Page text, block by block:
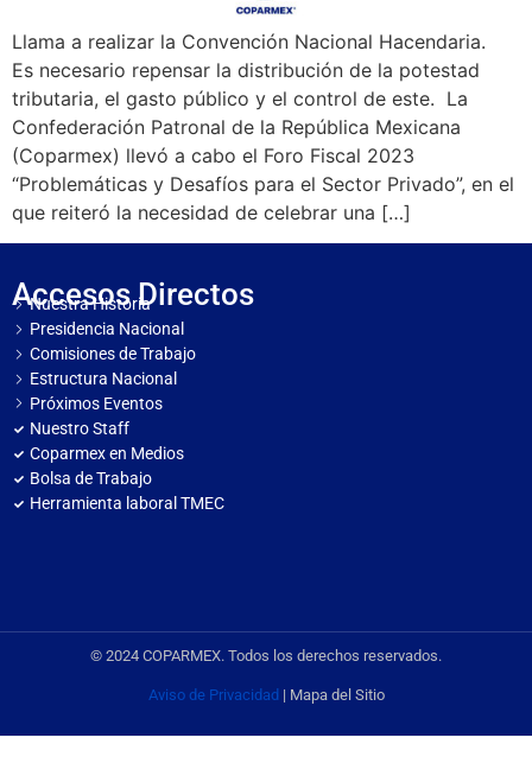
Llama a realizar la Convención Nacional Hacendaria.
Es necesario repensar la distribución de la potestad
tributaria, el gasto público y el control de este. La
Confederación Patronal de la República Mexicana
(Coparmex) llevó a cabo el Foro Fiscal 2023
“Problemáticas y Desafíos para el Sector Privado”, en el
que reiteró la necesidad de celebrar una […]
Accesos Directos
Nuestra Historia
Presidencia Nacional
Comisiones de Trabajo
Estructura Nacional
Próximos Eventos
Nuestro Staff
Coparmex en Medios
Bolsa de Trabajo
Herramienta laboral TMEC
© 2024 COPARMEX. Todos los derechos reservados.
Aviso de Privacidad | Mapa del Sitio